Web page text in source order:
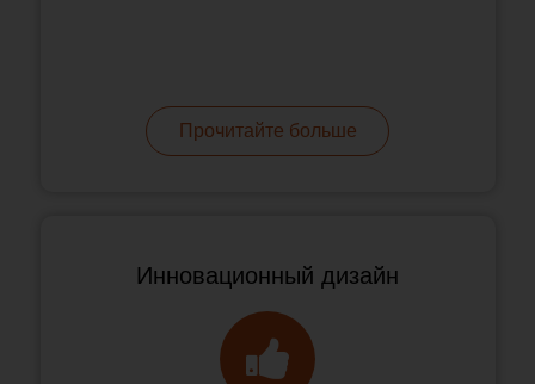
Прочитайте больше
Инновационный дизайн